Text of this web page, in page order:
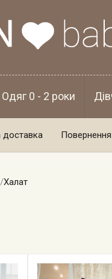
Одяг 0 - 2 роки
доставка
/Халат